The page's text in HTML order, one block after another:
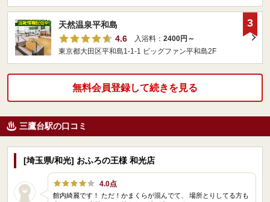
天然温泉平和島
4.6
入浴料： 2400円～
東京都大田区平和島1-1-1 ビッグファン平和島2F
3
無料会員登録して続きを見る
三鷹台駅の口コミ
[埼玉県/和光] おふろの王様 和光店
4.0点
館内綺麗です！ ただ！かまくらが混んでて、 場所とりしてる方も